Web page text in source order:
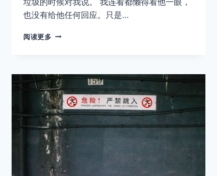
也没有给他任何回应。只是…
阅读更多 习